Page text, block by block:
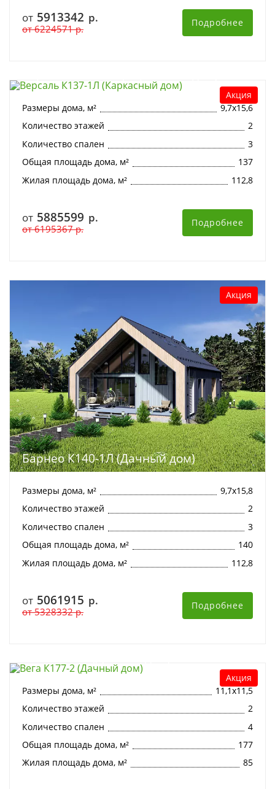
от 5913342 р.
от6224571р.
Подробнее
Акция
Размеры дома, м²
9,7х15,6
Количество этажей
2
Количество спален
3
Общая площадь дома, м²
137
Жилая площадь дома, м²
112,8
от 5885599 р.
от6195367р.
Подробнее
Барнео К140-1Л (Дачный дом)
Акция
Размеры дома, м²
9,7х15,8
Количество этажей
2
Количество спален
3
Общая площадь дома, м²
140
Жилая площадь дома, м²
112,8
от 5061915 р.
от5328332р.
Подробнее
Акция
Размеры дома, м²
11,1х11,5
Количество этажей
2
Количество спален
4
Общая площадь дома, м²
177
Жилая площадь дома, м²
85